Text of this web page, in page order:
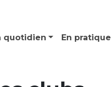
quotidien En pratique